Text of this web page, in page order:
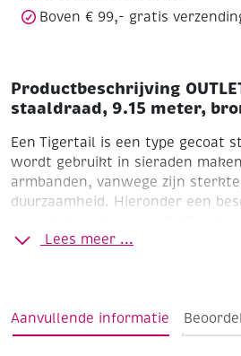
Boven € 99,- gratis
Productbeschrijving
staaldraad, 9.15 meter,
Een Tigertail is een type gecoat
wordt gebruikt in sieraden
armbanden, vanwege zijn
duurzaamheid. Hieronder een
Beschrijving:
staaldraadkernen, omhuld met
nyloncoatingKenmerken :
Lees meer ...
Aanvullende informatie